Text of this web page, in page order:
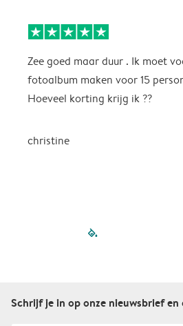
Zee goed maar duur . Ik moet
fotoalbum maken voor 15
Hoeveel korting krijg ik ??
christine
filled-
Schrijf je in op onze nieuwsbrief